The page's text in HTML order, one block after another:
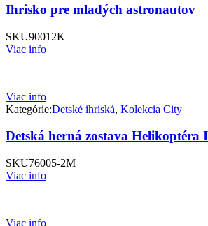
Ihrisko pre mladých astronautov
SKU90012K
Viac info
Viac info
Kategórie:Detské ihriská, Kolekcia City
Detská herná zostava Helikoptéra
SKU76005-2M
Viac info
Viac info